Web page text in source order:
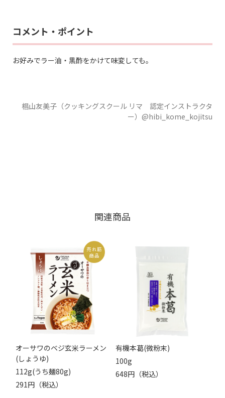
コメント・ポイント
お好みでラー油・黒酢をかけて味変しても。
椙山友美子（クッキングスクール リマ 認定インストラクタ
ー）@hibi_kome_kojitsu
関連商品
オーサワのベジ玄米ラーメン
(しょうゆ)
112g(うち麺80g)
291円（税込）
有機本葛(微粉末)
100g
648円（税込）